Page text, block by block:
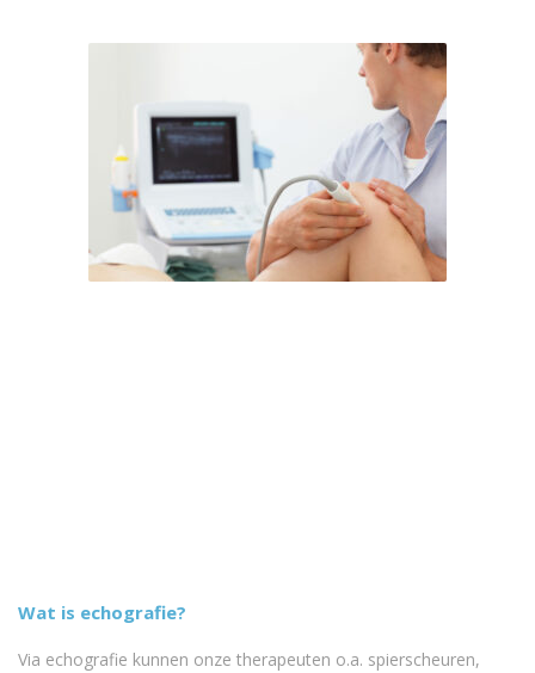
Wat is echografie?
Via echografie kunnen onze therapeuten o.a. spierscheuren,